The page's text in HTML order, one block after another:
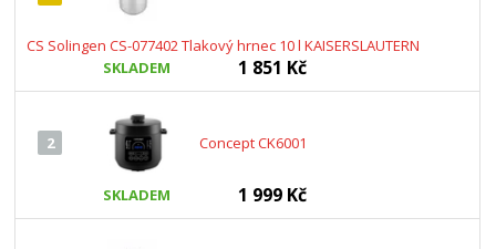
CS Solingen CS-077402 Tlakový hrnec 10 l KAISERSLAUTERN
SKLADEM
1 851 Kč
2 Concept CK6001
SKLADEM 1 999 Kč